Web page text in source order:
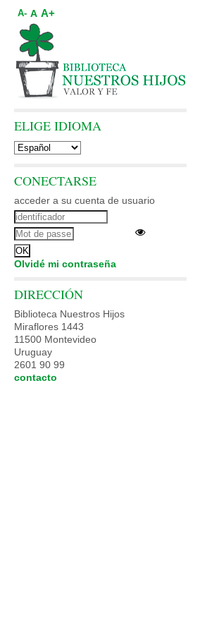
A- A A+
ELIGE IDIOMA
CONECTARSE
acceder a su cuenta de usuario
Olvidé mi contraseña
DIRECCIÓN
Biblioteca Nuestros Hijos
Miraflores 1443
11500 Montevideo
Uruguay
2601 90 99
contacto